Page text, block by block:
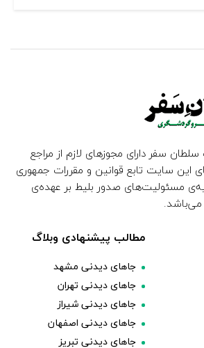
سفر دارای مجوزهای لازم از مراجع
این سایت تابع قوانین و مقررات جمهوری
مسئولیت‌های صدور بلیط بر عهده‌ی
می‌باشد.
مطالب پیشنهادی وبلاگ
جاهای دیدنی مشهد
جاهای دیدنی تهران
جاهای دیدنی شیراز
جاهای دیدنی اصفهان
جاهای دیدنی تبریز